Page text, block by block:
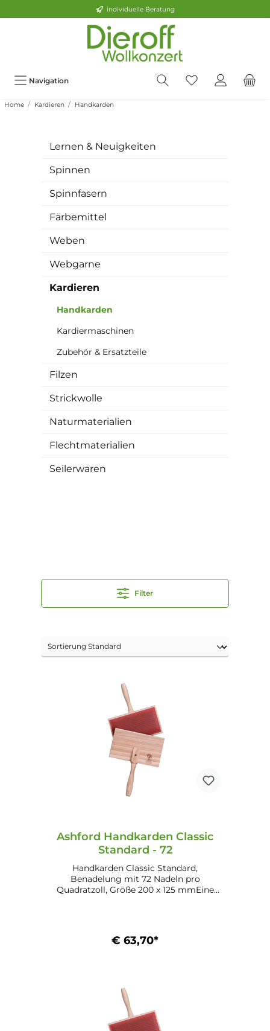
individuelle Beratung
Navigation
Home Kardieren Handkarden
Lernen & Neuigkeiten
Spinnen
Spinnfasern
Färbemittel
Weben
Webgarne
Kardieren
Handkarden
Kardiermaschinen
Zubehör & Ersatzteile
Filzen
Strickwolle
Naturmaterialien
Flechtmaterialien
Seilerwaren
Filter
Ashford Handkarden Classic
Standard - 72
Handkarden Classic Standard,
Benadelung mit 72 Nadeln pro
Quadratzoll, Größe 200 x 125 mmEine
€ 63,70*